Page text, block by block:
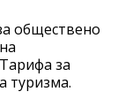
обществено
за
туризма.